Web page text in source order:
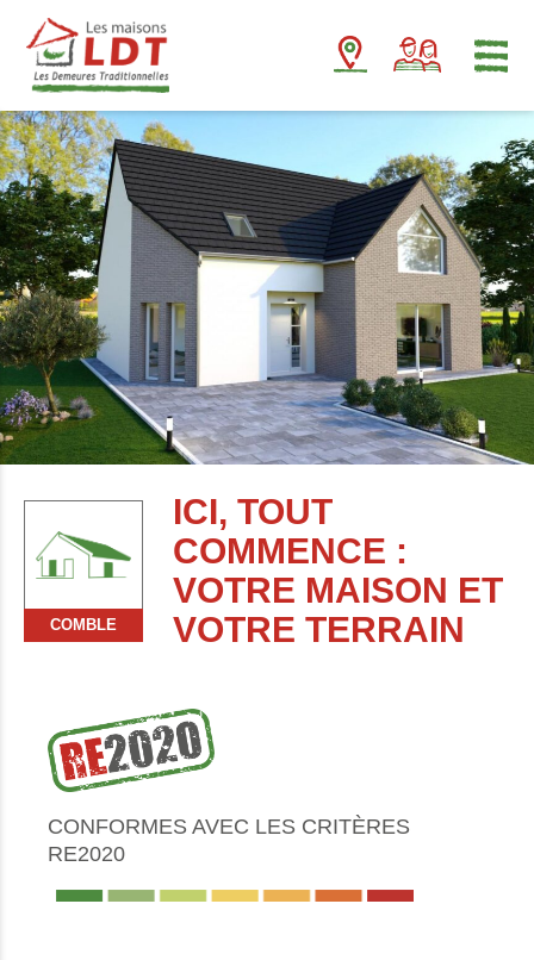
COMBLE
ICI, TOUT
COMMENCE :
VOTRE MAISON ET
VOTRE TERRAIN
CONFORMES AVEC LES CRITÈRES
RE2020